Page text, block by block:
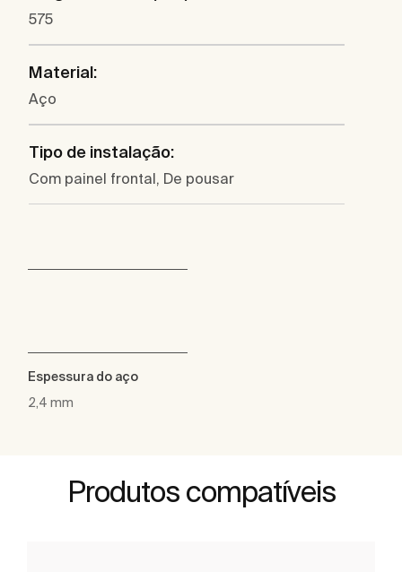
575
Material:
Aço
Tipo de instalação:
Com painel frontal, De pousar
Espessura do aço
2,4 mm
Produtos compatíveis